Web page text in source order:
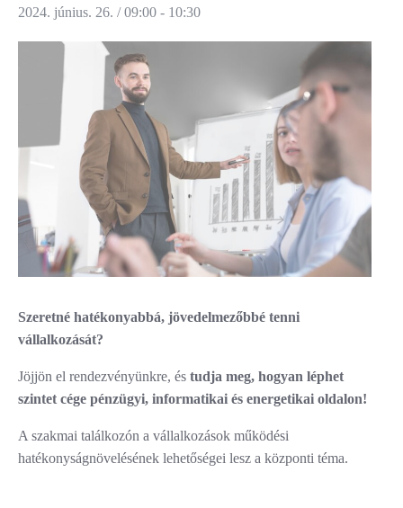
2024. június. 26. / 09:00 - 10:30
Szeretné hatékonyabbá, jövedelmezőbbé tenni
vállalkozását?
Jöjjön el rendezvényünkre, és tudja meg, hogyan léphet
szintet cége pénzügyi, informatikai és energetikai oldalon!
A szakmai találkozón a vállalkozások működési
hatékonyságnövelésének lehetőségei lesz a központi téma.